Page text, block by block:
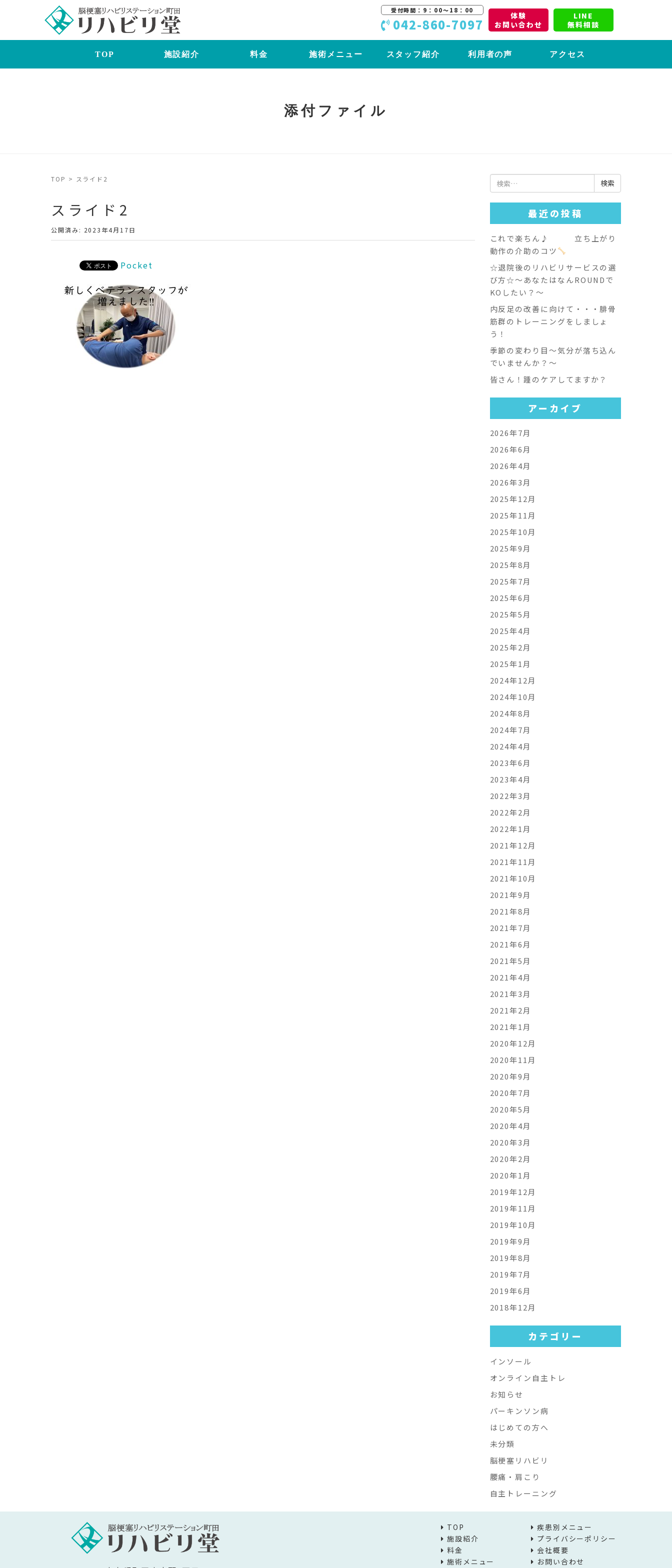
受付時間：9：00〜18：00
042-860-7097
体験
お問い合わせ
LINE
無料相談
TOP 施設紹介 料金 施術メニュー スタッフ紹介 利用者の声 アクセス
添付ファイル
TOP > スライド2
スライド2
公開済み: 2023年4月17日
Pocket
検
索:
最近の投稿
これで楽ちん♪ 立ち上がり
動作の介助のコツ
☆退院後のリハビリサービスの選
び方☆～あなたはなんROUNDで
KOしたい？～
内反足の改善に向けて・・・腓骨
筋群のトレーニングをしましょ
う！
季節の変わり目～気分が落ち込ん
でいませんか？～
皆さん！踵のケアしてますか？
アーカイブ
2026年7月
2026年6月
2026年4月
2026年3月
2025年12月
2025年11月
2025年10月
2025年9月
2025年8月
2025年7月
2025年6月
2025年5月
2025年4月
2025年2月
2025年1月
2024年12月
2024年10月
2024年8月
2024年7月
2024年4月
2023年6月
2023年4月
2022年3月
2022年2月
2022年1月
2021年12月
2021年11月
2021年10月
2021年9月
2021年8月
2021年7月
2021年6月
2021年5月
2021年4月
2021年3月
2021年2月
2021年1月
2020年12月
2020年11月
2020年9月
2020年7月
2020年5月
2020年4月
2020年3月
2020年2月
2020年1月
2019年12月
2019年11月
2019年10月
2019年9月
2019年8月
2019年7月
2019年6月
2018年12月
カテゴリー
インソール
オンライン自主トレ
お知らせ
パーキンソン病
はじめての方へ
未分類
脳梗塞リハビリ
腰痛・肩こり
自主トレーニング
TOP
施設紹介
料金
施術メニュー
疾患別メニュー
プライバシーポリシー
会社概要
お問い合わせ